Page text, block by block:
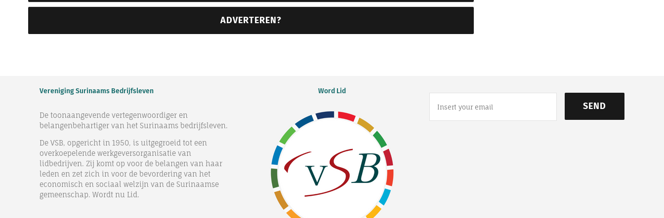
ADVERTEREN?
Vereniging Surinaams Bedrijfsleven
De toonaangevende vertegenwoordiger en
belangenbehartiger van het Surinaams bedrijfsleven.
De VSB, opgericht in 1950, is uitgegroeid tot een
overkoepelende werkgeversorganisatie van
lidbedrijven. Zij komt op voor de belangen van haar
leden en zet zich in voor de bevordering van het
economisch en sociaal welzijn van de Surinaamse
gemeenschap. Wordt nu Lid.
Word Lid